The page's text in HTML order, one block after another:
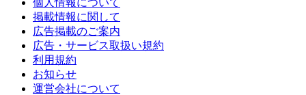
掲載情報に関して
広告掲載のご案内
広告・サービス取扱い規約
利用規約
お知らせ
運営会社について